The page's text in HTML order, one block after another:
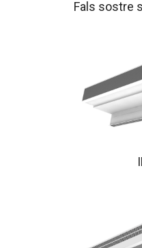
Fals sostre